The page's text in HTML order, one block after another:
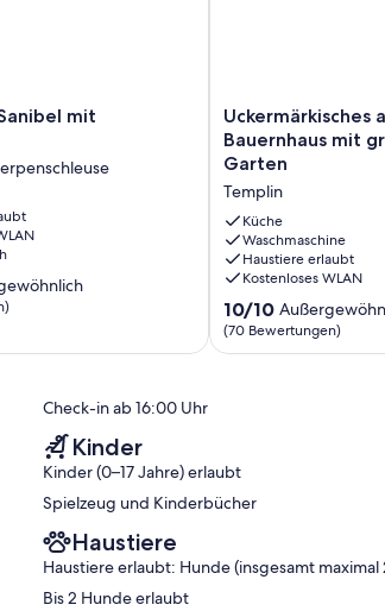
offenen Wohnbereiches.
ausgestattet.
mit
Uckermärkisches
altes
Bauernhaus
großem
wilden
Garten
Templin
Uckermärkisches
Bauernhaus mit
Garten
Templin
Küche
Waschmaschine
Haustiere erlaubt
Kostenloses WLAN
10.0
von
10,
10/10
(70 Bewertungen)
Check-in ab 16:00 Uhr
Kinder
Kinder (0–17 Jahre) erlaubt
Spielzeug und Kinderbücher
Haustiere
Haustiere erlaubt: Hunde (insgesamt maximal
Bis 2 Hunde erlaubt